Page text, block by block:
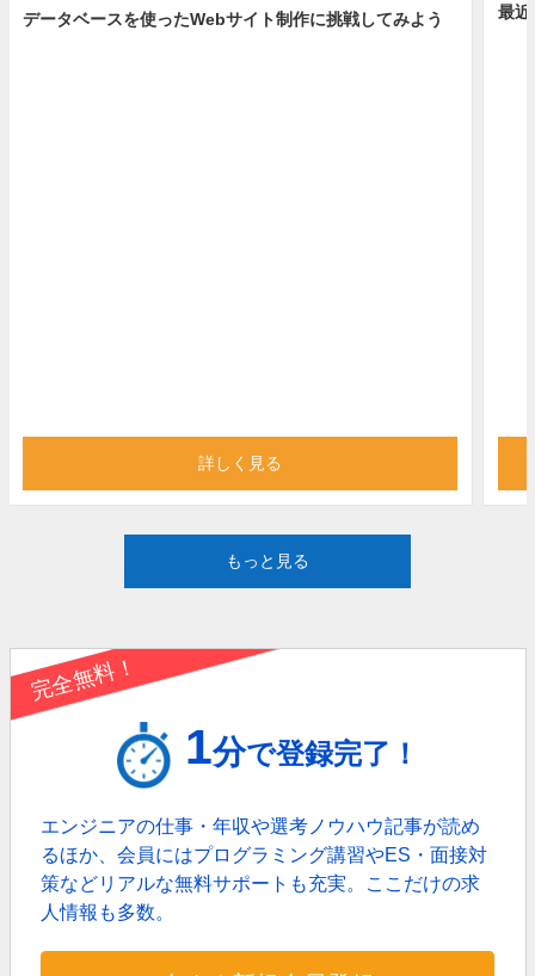
データベースを使ったWebサイト制作に挑戦してみよう
詳しく見る
最
もっと見る
完全無料！
1分で登録完了！
エンジニアの仕事・年収や選考ノウハウ記事が読め
るほか、会員にはプログラミング講習やES・面接対
策などリアルな無料サポートも充実。 ここだけの求
人情報も多数。